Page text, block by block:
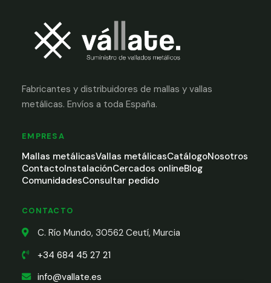
Fabricantes y distribuidores de mallas y vallas
metálicas. Envíos a toda España.
EMPRESA
Mallas metálicasVallas metálicasCatálogoNosotros
ContactoInstalaciónCercados onlineBlog
ComunidadesConsultar pedido
CONTACTO
C. Río Mundo, 30562 Ceutí, Murcia
+34 684 45 27 21
info@vallate.es